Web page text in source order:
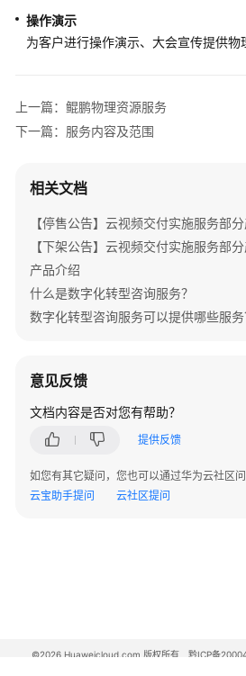
上
实
施
云
移
服
数
集
成
与
施
服
家
操作演示
为客户进行操作演示、大会宣传提供物
上一篇：鲲鹏物理资源服务
下一篇：服务内容及范围
相关文档
【停售公告】云视频交付实施服务部
【下架公告】云视频交付实施服务部
产品介绍
什么是数字化转型咨询服务？
数字化转型咨询服务可以提供哪些服务
意见反馈
文档内容是否对您有帮助？
提供反馈
如您有其它疑问，您也可以通过华为云社区
云宝助手提问
云社区提问
©2026 Huaweicloud.com 版权所有 黔ICP备